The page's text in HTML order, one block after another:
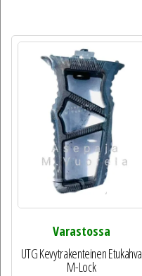
Varastossa
UTG Kevytrakenteinen Etukahva
M-Lock